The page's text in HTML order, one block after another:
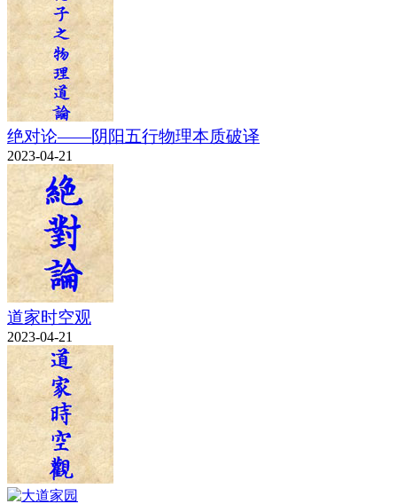
绝对论——阴阳五行物理本质破译
2023-04-21
道家时空观
2023-04-21